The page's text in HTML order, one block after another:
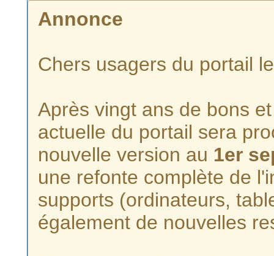
Annonce
Chers usagers du portail
Après vingt ans de bons
actuelle du portail sera
nouvelle version au 1er
une refonte complète de
supports (ordinateurs,
également de nouvelles